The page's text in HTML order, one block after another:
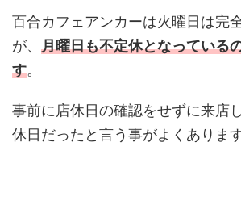
百合カフェアンカーは火曜日は完
が、 月曜日も不定休となっている
す。
事前に店休日の確認をせずに来店
休日だったと言う事がよくあります